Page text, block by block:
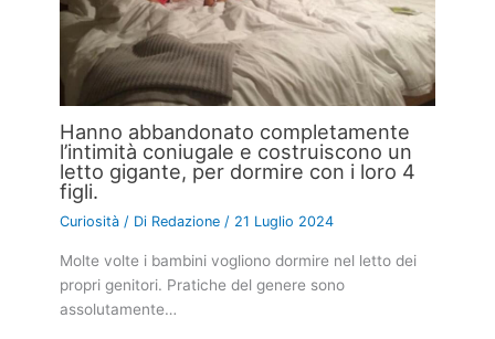
Hanno abbandonato completamente
l’intimità coniugale e costruiscono un
letto gigante, per dormire con i loro 4
figli.
Curiosità / Di Redazione/ 21 Luglio 2024
Molte volte i bambini vogliono dormire nel letto dei
propri genitori. Pratiche del genere sono
assolutamente…